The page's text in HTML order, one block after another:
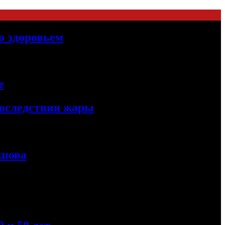
здоровьем
жары